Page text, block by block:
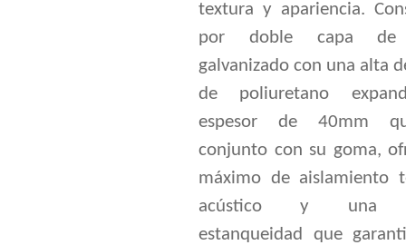
textura y apariencia.
por doble capa de
galvanizado con una alta
de poliuretano
espesor de 40mm
conjunto con su goma,
máximo de aislamiento
acústico y una
estanqueidad que